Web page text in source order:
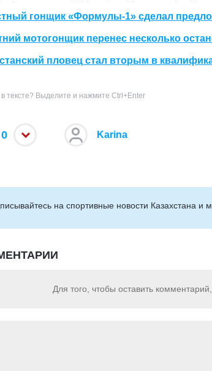
гонщик «Формулы‑1» сделал
мотогонщик перенес несколько
пловец стал вторым в
тексте? Выделите и нажмите Ctrl+Enter
0 Karina
на cпортивные новости Казахстана и
Для того, чтобы оставить комментарий,